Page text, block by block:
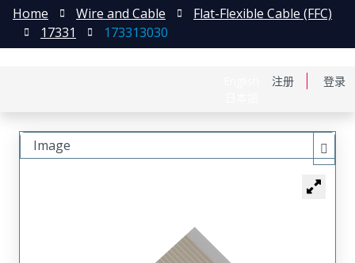
注册 登录
Home Wire and Cable
Flat-Flexible Cable (FFC)
17331
173313030
Image